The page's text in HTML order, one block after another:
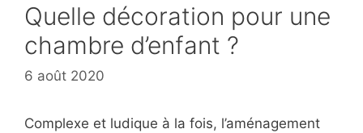
Quelle décoration pour une
chambre d’enfant ?
6 août 2020
Complexe et ludique à la fois, l’aménagement